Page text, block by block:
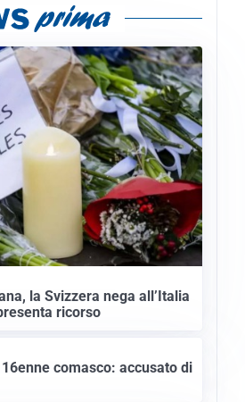
la Svizzera nega all’Italia
ricorso
comasco: accusato di